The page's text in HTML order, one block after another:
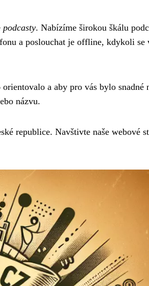
podcasty. Nabízíme širokou škálu
a poslouchat je offline, kdykoli se
a aby pro vás bylo snadné
názvu.
republice. Navštivte naše webové